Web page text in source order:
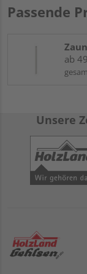
Passende
ab
Unsere